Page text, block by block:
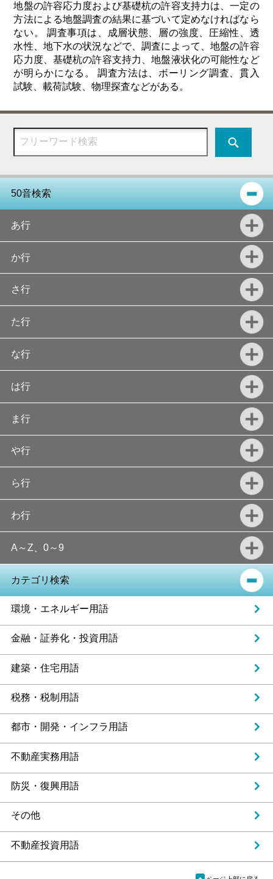
地盤の許容応力度および基礎杭の許容支持力は、一定の
方法による地盤調査の結果に基づいて定めなければなら
ない。 調査事項は、成層状態、層の強度、圧縮性、透
水性、地下水の状況などで、調査によって、地盤の許容
応力度、基礎杭の許容支持力、地盤液状化の可能性など
が明らかになる。 調査方法は、ボーリング調査、貫入
試験、載荷試験、物理探査などがある。
50音検索
あ行
か行
さ行
た行
な行
は行
ま行
や行
ら行
わ行
A～Z、0～9
カテゴリ検索
環境・エネルギー用語
金融・証券化・投資用語
建築・住宅用語
税務・税制用語
都市・開発・インフラ用語
不動産実務用語
防災・復興用語
その他
不動産投資用語